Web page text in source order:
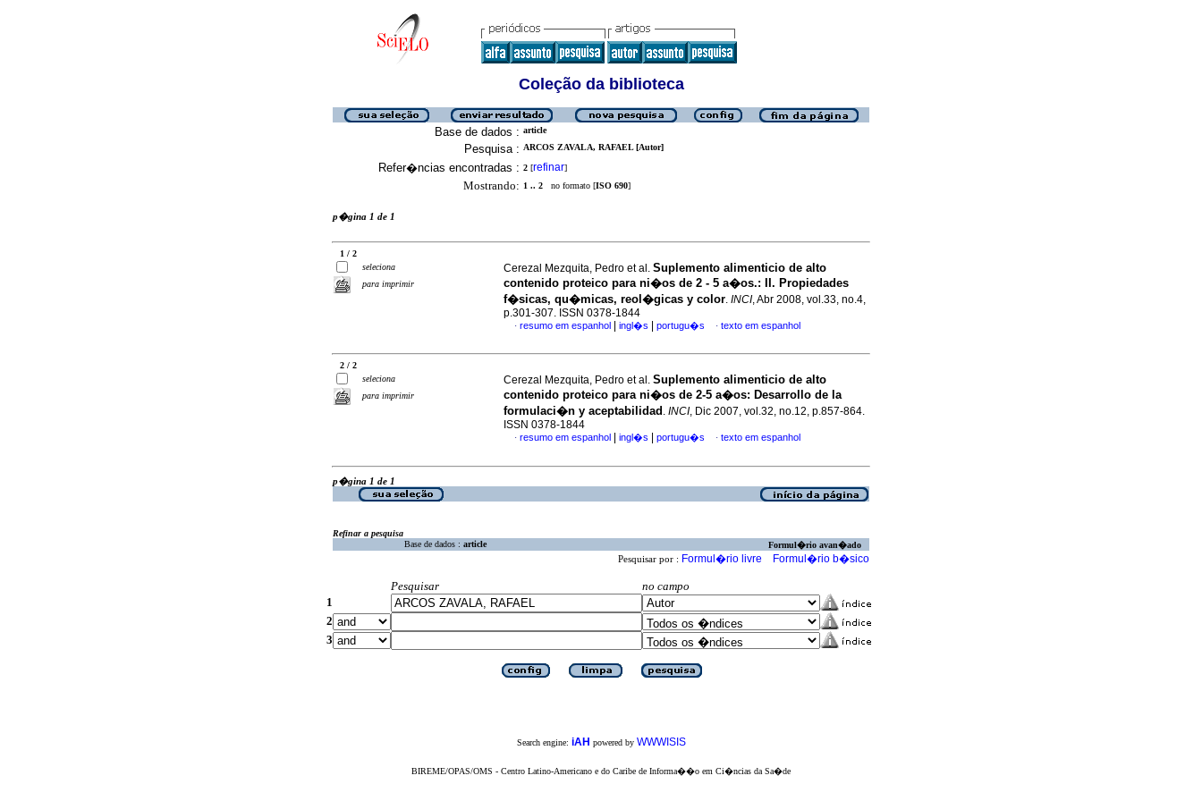
Coleção da biblioteca
Base de dados : article
Pesquisa : ARCOS ZAVALA, RAFAEL [Autor]
Refer�ncias encontradas : 2 [refinar]
Mostrando: 1 .. 2 no formato [ISO 690]
p�gina 1 de 1
1 / 2
seleciona
para imprimir
Cerezal Mezquita, Pedro et al. Suplemento alimenticio de alto
contenido proteico para ni�os de 2 - 5 a�os.:
II. Propiedades
f�sicas, qu�micas, reol�gicas y color. INCI, Abr 2008, vol.33, no.4,
p.301-307. ISSN 0378-1844
· resumo em espanhol ingl�s portugu�s · texto em espanhol
2 / 2
seleciona
para imprimir
Cerezal Mezquita, Pedro et al. Suplemento alimenticio de alto
contenido proteico para ni�os de 2-5 a�os: Desarrollo de la
formulaci�n y aceptabilidad . INCI, Dic 2007, vol.32, no.12, p.857-864.
ISSN 0378-1844
· resumo em espanhol ingl�s portugu�s · texto em espanhol
p�gina 1 de 1
Refinar a pesquisa
Base de dados : article Formul�rio avan�ado
Pesquisar por : Formul�rio livre Formul�rio b�sico
Pesquisar
no campo
1
2
3
Search engine: iAH powered by WWWISIS
BIREME/OPAS/OMS - Centro Latino-Americano e do Caribe de Informa��o em Ci�ncias da Sa�de